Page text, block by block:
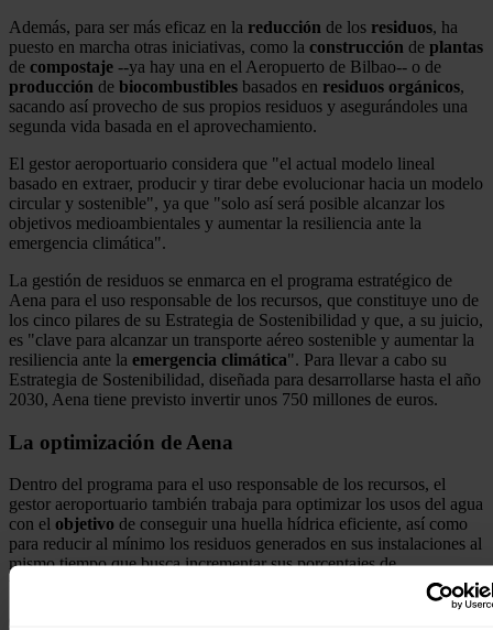
Además, para ser más eficaz en la reducción de los residuos, ha
puesto en marcha otras iniciativas, como la construcción de plantas
de compostaje --ya hay una en el Aeropuerto de Bilbao-- o de
producción de biocombustibles basados en residuos orgánicos,
sacando así provecho de sus propios residuos y asegurándoles una
segunda vida basada en el aprovechamiento.
El gestor aeroportuario considera que "el actual modelo lineal
basado en extraer, producir y tirar debe evolucionar hacia un modelo
circular y sostenible", ya que "solo así será posible alcanzar los
objetivos medioambientales y aumentar la resiliencia ante la
emergencia climática".
La gestión de residuos se enmarca en el programa estratégico de
Aena para el uso responsable de los recursos, que constituye uno de
los cinco pilares de su Estrategia de Sostenibilidad y que, a su juicio,
es "clave para alcanzar un transporte aéreo sostenible y aumentar la
resiliencia ante la emergencia climática". Para llevar a cabo su
Estrategia de Sostenibilidad, diseñada para desarrollarse hasta el año
2030, Aena tiene previsto invertir unos 750 millones de euros.
La optimización de Aena
Dentro del programa para el uso responsable de los recursos, el
gestor aeroportuario también trabaja para optimizar los usos del agua
con el objetivo de conseguir una huella hídrica eficiente, así como
para reducir al mínimo los residuos generados en sus instalaciones al
mismo tiempo que busca incrementar sus porcentajes de